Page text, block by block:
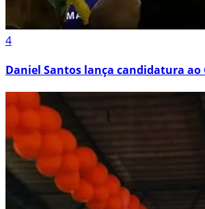
4
Daniel Santos lança candidatura ao